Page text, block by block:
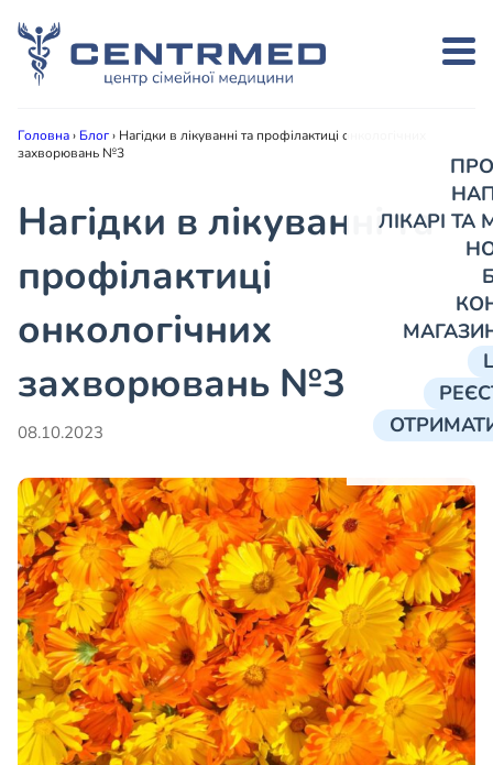
ЛІКАРІ
Головна› Блог› Нагідки в лікуванні та профілактиці онкологічних
захворювань №3
Нагідки в лікуванні та
профілактиці
онкологічних
захворювань №3
08.10.2023